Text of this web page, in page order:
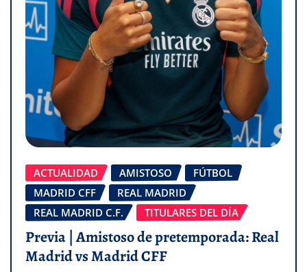
ACTUALIDAD AMISTOSO
FÚTBOL
MADRID CFF
REAL MADRID
REAL MADRID C.F.
TITULARES DEL DÍA
Previa | Amistoso de pretemporada: Real
Madrid vs Madrid CFF